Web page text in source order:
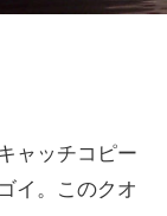
ャッチコピー
イ。このクオ